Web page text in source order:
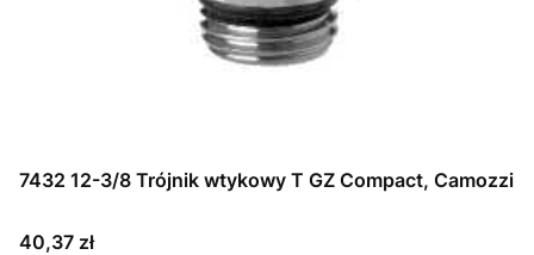
7432 12-3/8 Trójnik wtykowy T GZ Compact, Camozzi
Cena
40,37 zł